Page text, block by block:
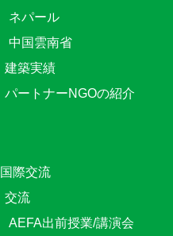
ネパール
中国雲南省
建築実績
パートナーNGOの紹介
国際交流
交流
AEFA出前授業/講演会